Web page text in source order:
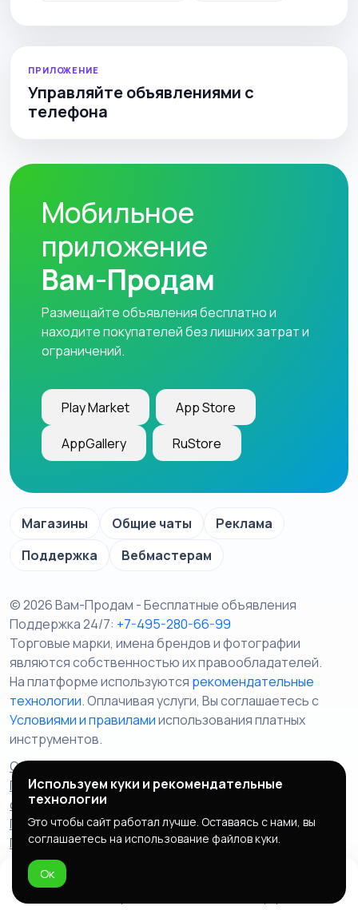
ПРИЛОЖЕНИЕ
Управляйте объявлениями с
телефона
Мобильное
приложение
Вам-Продам
Размещайте объявления бесплатно и
находите покупателей без лишних затрат и
ограничений.
Play Market App Store
AppGallery RuStore
Магазины Общие чаты
Реклама
Поддержка
Вебмастерам
© 2026 Вам-Продам - Бесплатные объявления
Поддержка 24/7: +7-495-280-66-99
Торговые марки, имена брендов и фотографии
являются собственностью их правообладателей.
На платформе используются рекомендательные
технологии. Оплачивая услуги, Вы соглашаетесь c
Условиями и правиламииспользования платных
инструментов.
Отказ от ответственности
Правила сервиса
Политика конфиденциальности
Пользовательское
соглашение
Запрещенные товары/услуги
Правообладателям
Партнерская программа
Политика cookie
Используем куки и рекомендательные
технологии
Это чтобы сайт работал лучше. Оставаясь с нами, вы
соглашаетесь на использование файлов куки.
Ок